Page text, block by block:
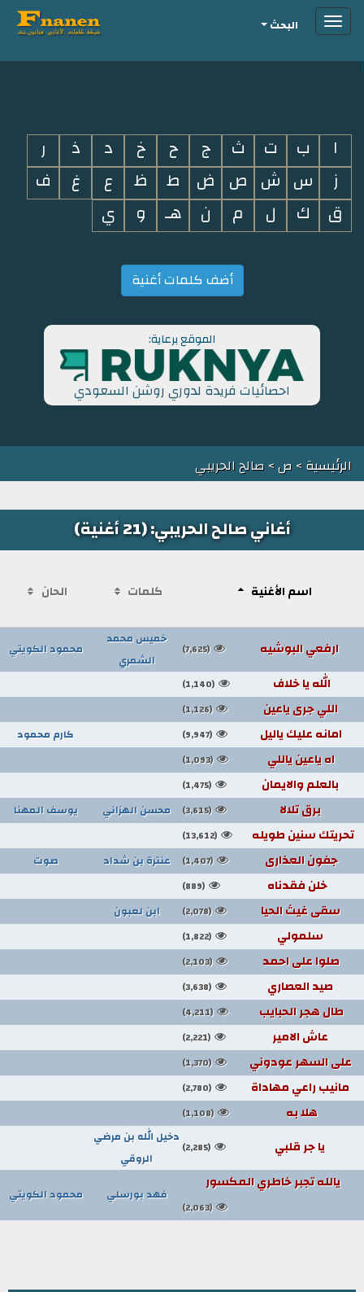
i
Toggleالبحث
ا ب ت ث ج ح خ د ذ
ر
ز
س ش ص ض ط ظ ع غ
ف
ق
ك ل م ن هـ و ي
أضف كلمات أغنية
الموقع برعاية:
احصائيات فريدة لدوري روشن السعودي
الرئيسية> ص> صالح الحريبي
أغاني صالح الحريبي: (21 أغنية)
اسم الأغنية كلمات الحان
ارفعي البوشيه (7,625)
خميس محمد
الشمري
محمود الكويتي
الله يا خلاف (1,140)
اللي جرى ياعين (1,126)
امانه عليك ياليل (9,947) كارم محمود
اه ياعين ياللي (1,093)
بالعلم والايمان (1,475)
برق تلالا (3,615) محسن الهزاني يوسف المهنا
تحريتك سنين طويله (13,612)
جفون العذارى (1,407) عنترة بن شداد صوت
خلن فقدناه (889)
سقى غيث الحيا (2,078) ابن لعبون
سلمولي (1,822)
صلوا على احمد (2,103)
صيد العصاري (3,638)
طال هجر الحبايب (4,211)
عاش الامير (2,221)
على السهر عودوني (1,370)
مانيب راعي مهاداة (2,780)
هلا به (1,108)
يا جر قلبي (2,285)
دخيل الله بن مرضي
الروقي
يالله تجبر خاطري المكسور
(2,063)
فهد بورسلي محمود الكويتي